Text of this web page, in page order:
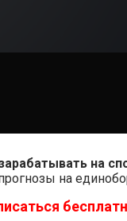
на
на